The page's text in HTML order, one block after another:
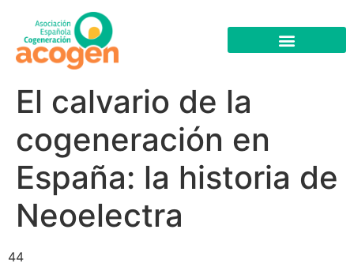
El calvario de la
cogeneración en
España: la historia de
Neoelectra
44